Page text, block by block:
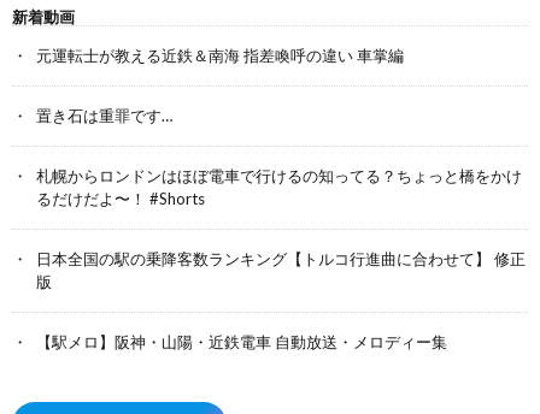
新着動画
元運転士が教える近鉄＆南海 指差喚呼の違い 車掌編
置き石は重罪です…
札幌からロンドンはほぼ電車で行けるの知ってる？ちょっと橋をかけ
るだけだよ〜！ #Shorts
日本全国の駅の乗降客数ランキング【トルコ行進曲に合わせて】 修正
版
【駅メロ】阪神・山陽・近鉄電車 自動放送・メロディー集